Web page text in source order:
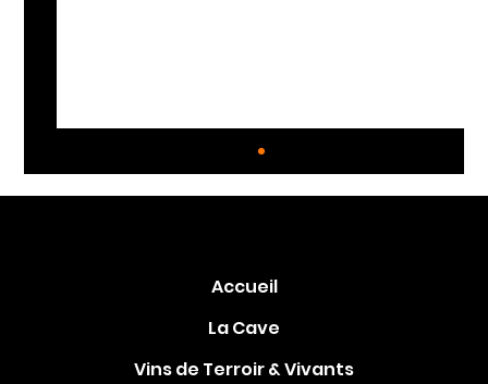
Accueil
La Cave
Vins de Terroir & Vivants